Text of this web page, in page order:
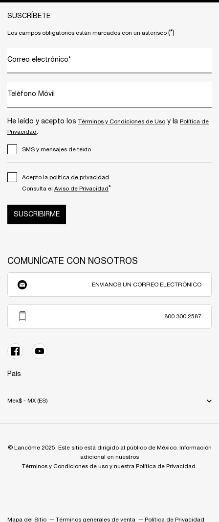
SUSCRÍBETE
Los campos obligatorios están marcados con un asterisco (*)
Correo electrónico*
Teléfono Móvil
He leído y acepto los Términos y Condiciones de Uso y la Política de
Privacidad.
SMS y mensajes de texto
Acepto la política de privacidad.
Consulta el Aviso de Privacidad*
SUSCRIBIRME
COMUNÍCATE CON NOSOTROS
ENVIANOS UN CORREO ELECTRÓNICO
800 300 2587
País
Mex$ - MX (ES)
© Lancôme 2025. Este sitio está dirigido al público de México. Información
adicional en nuestros
Términos y Condiciones de uso y nuestra Política de Privacidad.
Mapa del Sitio Términos generales de venta Política de Privacidad